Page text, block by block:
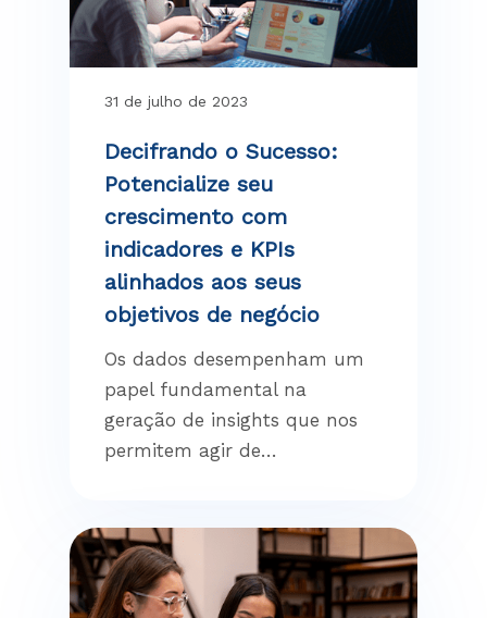
31 de julho de 2023
Decifrando o Sucesso:
Potencialize seu
crescimento com
indicadores e KPIs
alinhados aos seus
objetivos de negócio
Os dados desempenham um
papel fundamental na
geração de insights que nos
permitem agir de…